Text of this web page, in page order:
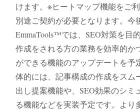
けます。※ヒートマップ機能をご
別途ご契約が必要となります。今
EmmaTools™では、SEO対策を目
作成をされる方の業務を効率的か
ができる機能のアップデートを予
体的には、記事構成の作成をスム
出し提案機能や、SEO効果のシミ
る機能などを実装予定です。より